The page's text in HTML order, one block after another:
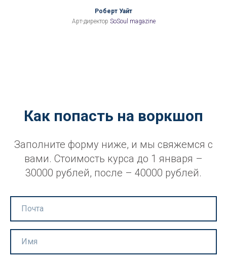
Роберт Уайт
Арт-директор SoSoul magazine
Как попасть на воркшоп
Заполните форму ниже, и мы свяжемся с
вами. Стоимость курса до 1 января –
30000 рублей, после – 40000 рублей.